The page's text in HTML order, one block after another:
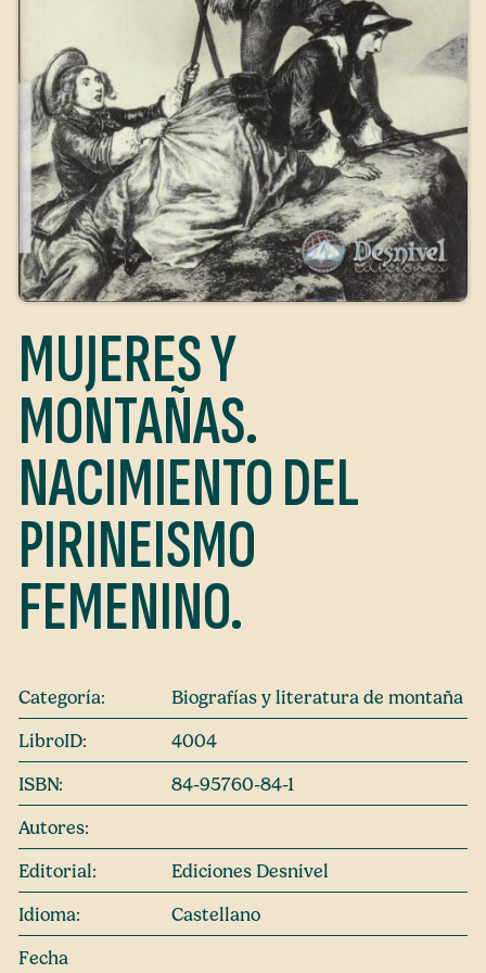
MUJERES Y
MONTAÑAS.
NACIMIENTO DEL
PIRINEISMO
FEMENINO.
Categoría:
Biografías y literatura de montaña
LibroID:
4004
ISBN:
84-95760-84-1
Autores:
Editorial:
Ediciones Desnivel
Idioma:
Castellano
Fecha